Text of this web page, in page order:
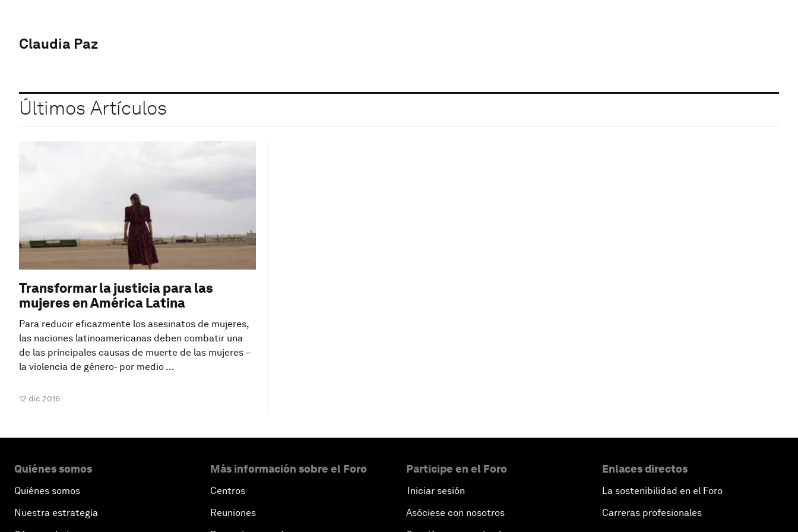
Claudia Paz
Últimos Artículos
Transformar la justicia para las
mujeres en América Latina
Para reducir eficazmente los asesinatos de mujeres,
las naciones latinoamericanas deben combatir una
de las principales causas de muerte de las mujeres –
la violencia de género- por medio ...
12 dic 2016
Quiénes somos
Quiénes somos
Nuestra estrategia
Más información sobre el Foro
Centros
Reuniones
Participe en el Foro
Iniciar sesión
Asóciese con nosotros
Enlaces directos
La sostenibilidad en el Foro
Carreras profesionales